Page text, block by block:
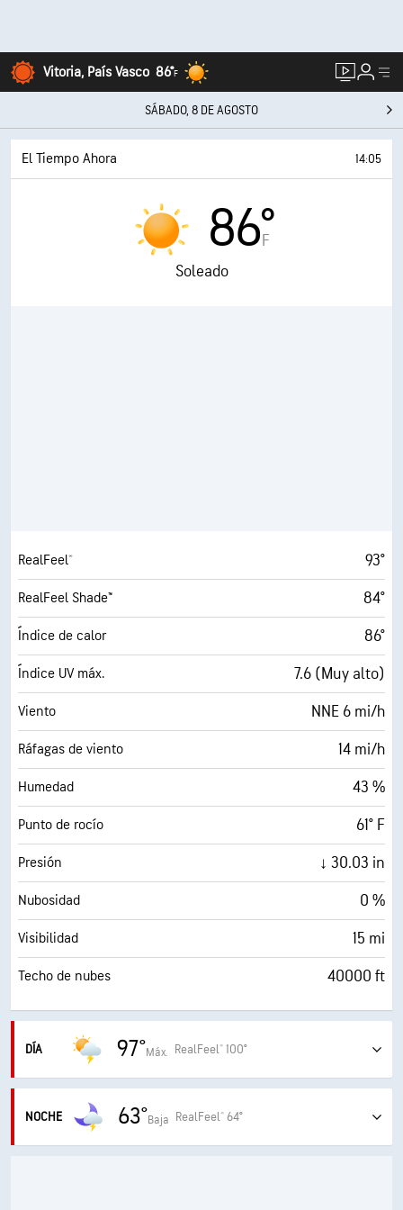
Vitoria, País Vasco 86°F
SÁBADO, 8 DE AGOSTO
El Tiempo Ahora 14:05
86°
F
Soleado
RealFeel® 93°
RealFeel Shade™ 84°
Índice de calor 86°
Índice UV máx. 7.6 (Muy alto)
Viento NNE 6 mi/h
Ráfagas de viento 14 mi/h
Humedad 43 %
Punto de rocío 61° F
Presión ↓ 30.03 in
Nubosidad 0 %
Visibilidad 15 mi
Techo de nubes 40000 ft
DÍA 97°Máx. RealFeel® 100°
Soleado a parcialmente nublado y muy caluroso; una
tormenta pasajera en la tarde; el calor extremo puede ser
peligroso para las actividades al aire libre
NOCHE 63°Baja RealFeel® 64°